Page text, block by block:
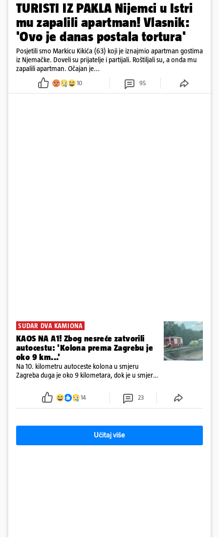
TURISTI IZ PAKLA Nijemci u Istri
mu zapalili apartman! Vlasnik:
'Ovo je danas postala tortura'
Posjetili smo Markicu Kikića (63) koji je iznajmio apartman gostima
iz Njemačke. Doveli su prijatelje i partijali. Roštiljali su, a onda mu
zapalili apartman. Očajan je...
10 95
SUDAR DVA KAMIONA
KAOS NA A1! Zbog nesreće zatvorili
autocestu: 'Kolona prema Zagrebu je
oko 9 km...'
Na 10. kilometru autoceste kolona u smjeru
Zagreba duga je oko 9 kilometara, dok je u smjeru
14 23
Učitaj više